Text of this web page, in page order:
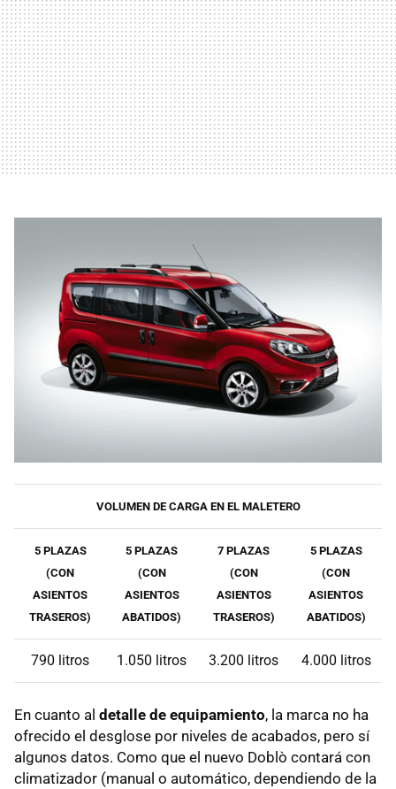
VOLUMEN DE CARGA EN EL MALETERO
5 PLAZAS
(CON
ASIENTOS
TRASEROS)
5 PLAZAS
(CON
ASIENTOS
ABATIDOS)
7 PLAZAS
(CON
ASIENTOS
TRASEROS)
5 PLAZAS
(CON
ASIENTOS
ABATIDOS)
790 litros 1.050 litros 3.200 litros 4.000 litros
En cuanto al detalle de equipamiento, la marca no ha
ofrecido el desglose por niveles de acabados, pero sí
algunos datos. Como que el nuevo Doblò contará con
climatizador (manual o automático, dependiendo de la